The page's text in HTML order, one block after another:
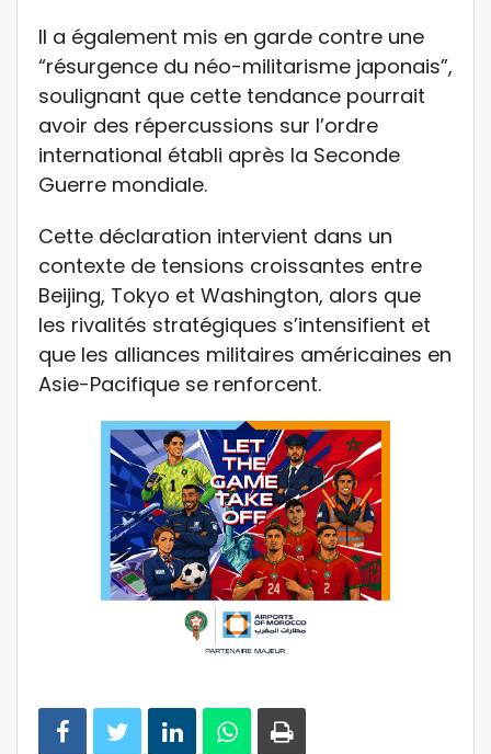
Il a également mis en garde contre une
“résurgence du néo-militarisme japonais”,
soulignant que cette tendance pourrait
avoir des répercussions sur l’ordre
international établi après la Seconde
Guerre mondiale.
Cette déclaration intervient dans un
contexte de tensions croissantes entre
Beijing, Tokyo et Washington, alors que
les rivalités stratégiques s’intensifient et
que les alliances militaires américaines en
Asie-Pacifique se renforcent.